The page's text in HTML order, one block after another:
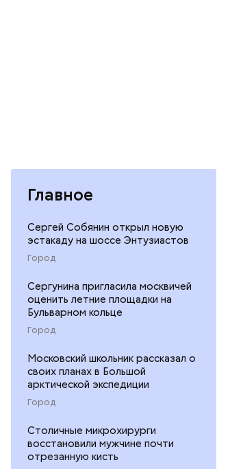
Главное
Сергей Собянин открыл новую
эстакаду на шоссе Энтузиастов
Город
Сергунина пригласила москвичей
оценить летние площадки на
Бульварном кольце
Город
Московский школьник рассказал о
своих планах в Большой
арктической экспедиции
Город
Столичные микрохирурги
восстановили мужчине почти
отрезанную кисть